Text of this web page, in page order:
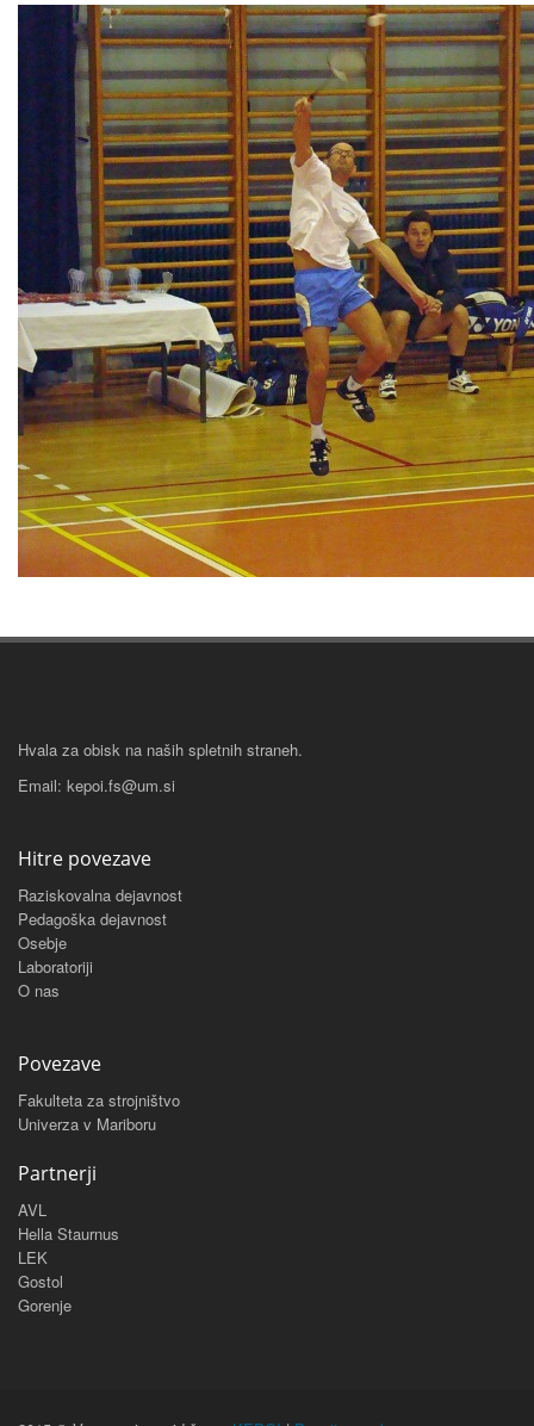
Hvala za obisk na naših spletnih straneh.
Email: kepoi.fs@um.si
Hitre povezave
Raziskovalna dejavnost
Pedagoška dejavnost
Osebje
Laboratoriji
O nas
Povezave
Fakulteta za strojništvo
Univerza v Mariboru
Partnerji
AVL
Hella Staurnus
LEK
Gostol
Gorenje